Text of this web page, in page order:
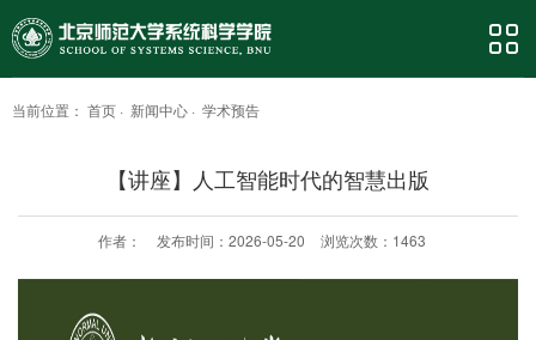
当前位置： 首页 · 新闻中心 · 学术预告
【讲座】人工智能时代的智慧出版
作者： 发布时间：2026-05-20 浏览次数： 1463